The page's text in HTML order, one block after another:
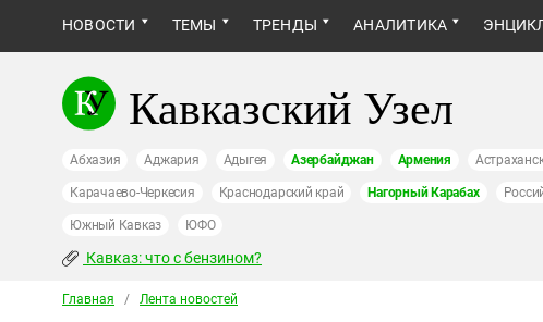
НОВОСТИ ТЕМЫ ТРЕНДЫ АНАЛИТИКА
Кавказский Узел
Абхазия Аджария Адыгея Азербайджан Армения
Карачаево-Черкесия Краснодарский край Нагорный Карабах
Южный Кавказ ЮФО
Кавказ: что с бензином?
Главная / Лента новостей